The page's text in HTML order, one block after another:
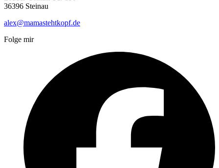
36396 Steinau
alex@mamastehtkopf.de
Folge mir